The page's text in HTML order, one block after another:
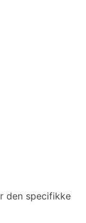
den specifikke